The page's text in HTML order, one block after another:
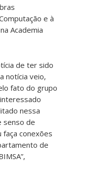
e à
Academia
de ter sido
notícia veio,
fato do grupo
nessa
senso de
conexões
de